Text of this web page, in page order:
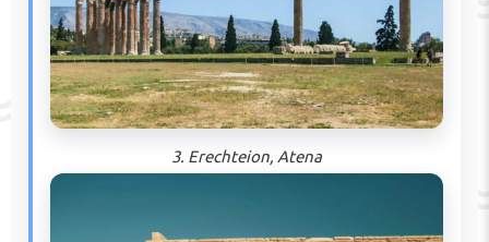
3. Erechteion, Atena